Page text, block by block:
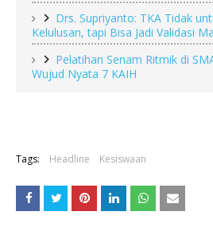
Drs. Supriyanto: TKA Tidak
Kelulusan, tapi Bisa Jadi Validasi
Pelatihan Senam Ritmik di
Wujud Nyata 7 KAIH
Tags: Headline Kesiswaan